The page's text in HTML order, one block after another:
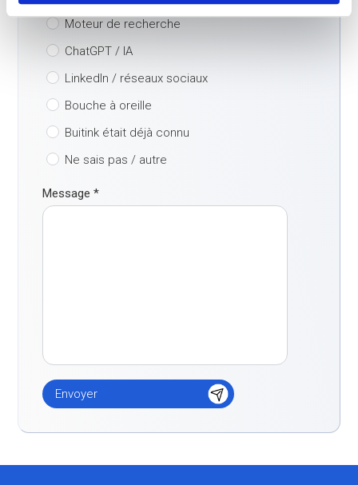
Moteur de recherche
ChatGPT / IA
LinkedIn / réseaux sociaux
Bouche à oreille
Buitink était déjà connu
Ne sais pas / autre
Message*